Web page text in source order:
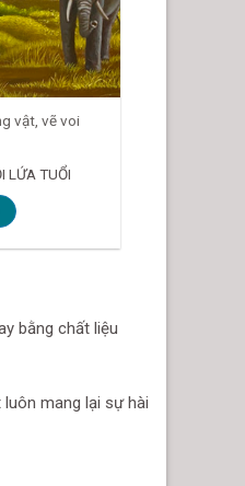
vật, vẽ voi
LỨA TUỔI
bằng chất liệu
mang lại sự hài